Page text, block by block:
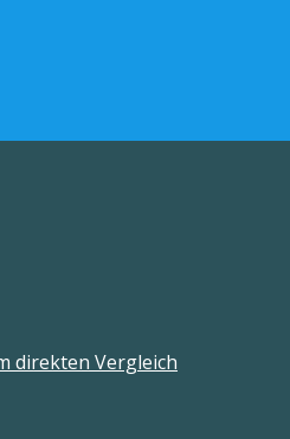
direkten Vergleich